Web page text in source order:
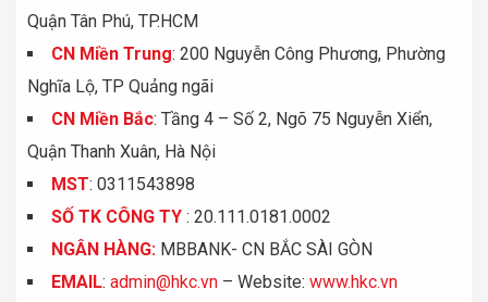
Quận Tân Phú, TP.HCM
CN Miền Trung: 200 Nguyễn Công Phương, Phường
Nghĩa Lộ, TP Quảng ngãi
CN Miền Bắc: Tầng 4 – Số 2, Ngõ 75 Nguyễn Xiển,
Quận Thanh Xuân, Hà Nội
MST: 0311543898
SỐ TK CÔNG TY : 20.111.0181.0002
NGÂN HÀNG: MBBANK- CN BẮC SÀI GÒN
EMAIL: admin@hkc.vn – Website: www.hkc.vn